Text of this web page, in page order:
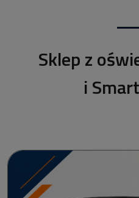
Sklep z
i